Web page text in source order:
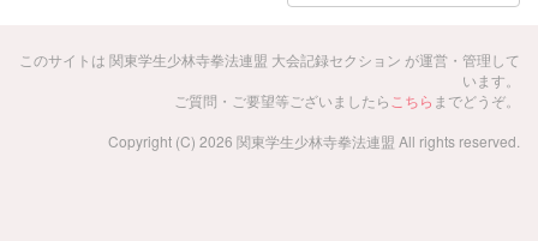
このサイトは 関東学生少林寺拳法連盟 大会記録セクション が運営・管理して
います。
ご質問・ご要望等ございましたら こちら までどうぞ。
Copyright (C) 2026 関東学生少林寺拳法連盟 All rights reserved.